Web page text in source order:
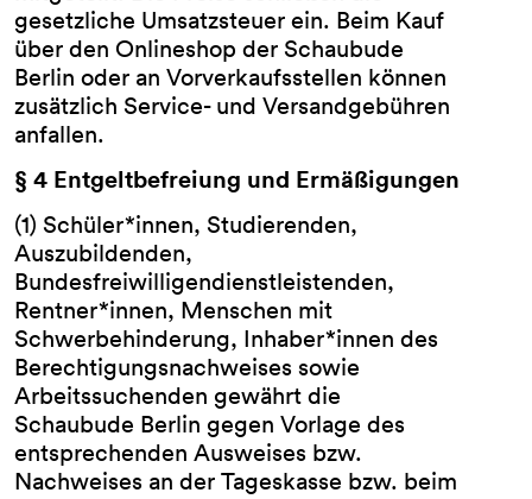
gesetzliche Umsatzsteuer ein. Beim Kauf
über den Onlineshop der Schaubude
Berlin oder an Vorverkaufsstellen können
zusätzlich Service- und Versandgebühren
anfallen.
§ 4 Entgeltbefreiung und Ermäßigungen
(1) Schüler*innen, Studierenden,
Auszubildenden,
Bundesfreiwilligendienstleistenden,
Rentner*innen, Menschen mit
Schwerbehinderung, Inhaber*innen des
Berechtigungsnachweises sowie
Arbeitssuchenden gewährt die
Schaubude Berlin gegen Vorlage des
entsprechenden Ausweises bzw.
Nachweises an der Tageskasse bzw. beim